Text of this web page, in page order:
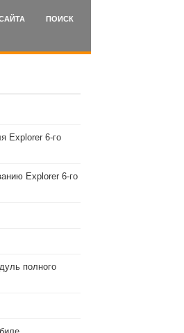
ПОИСК
Explorer 6-го
Explorer 6-го
полного